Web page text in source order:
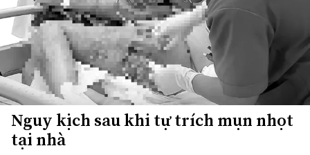
Nguy kịch sau khi tự trích mụn nhọt
tại nhà